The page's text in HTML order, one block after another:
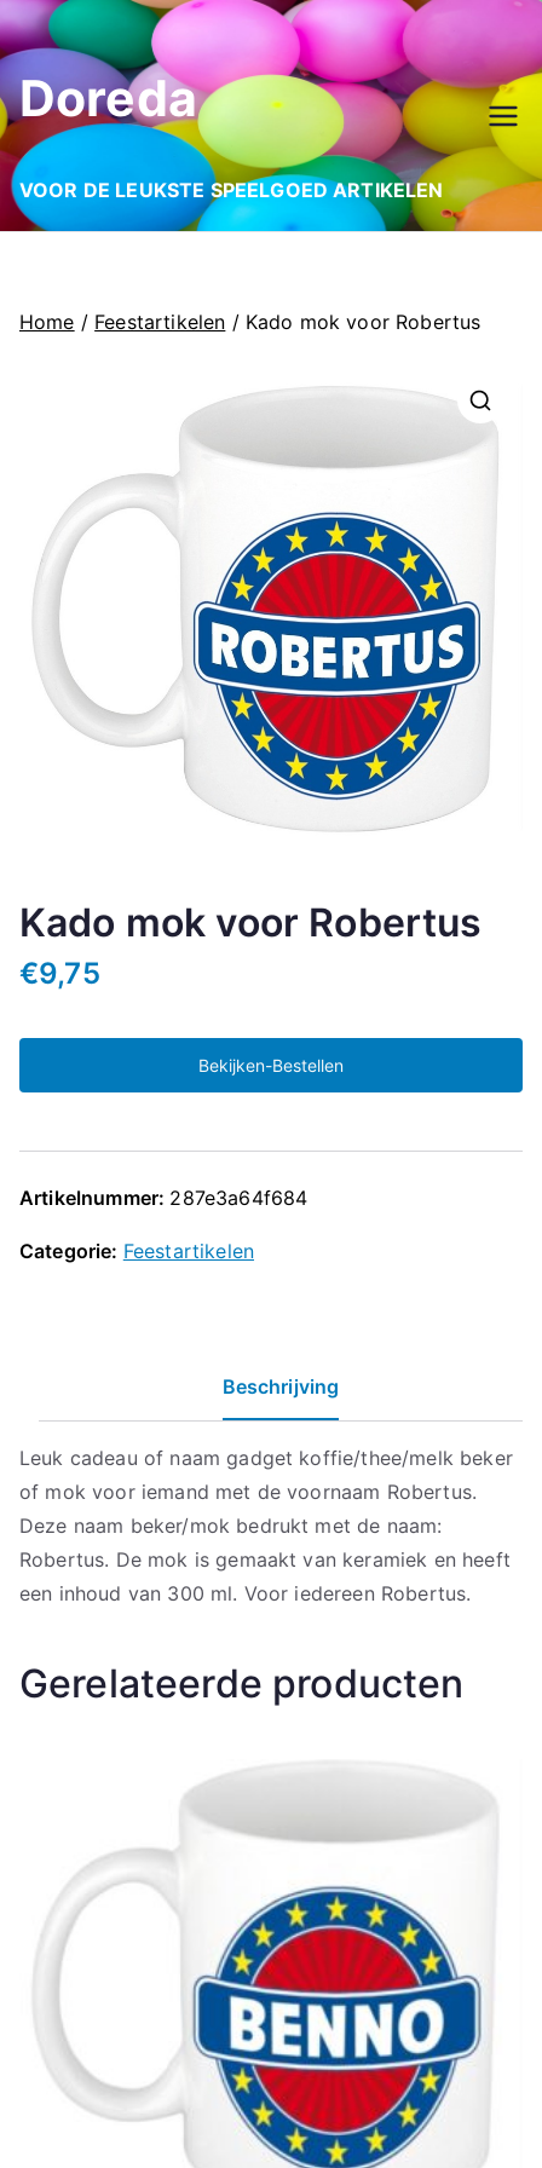
Ga
naar
de
inhoud
Doreda
VOOR DE LEUKSTE SPEELGOED ARTIKELEN
Home / Feestartikelen / Kado mok voor Robertus
Kado mok voor Robertus
€9,75
Bekijken-Bestellen
Artikelnummer: 287e3a64f684
Categorie: Feestartikelen
Beschrijving
Leuk cadeau of naam gadget koffie/thee/melk beker
of mok voor iemand met de voornaam Robertus.
Deze naam beker/mok bedrukt met de naam:
Robertus. De mok is gemaakt van keramiek en heeft
een inhoud van 300 ml. Voor iedereen Robertus.
Gerelateerde producten